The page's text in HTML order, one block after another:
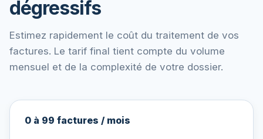
dégressifs
Estimez rapidement le coût du traitement de vos
factures. Le tarif final tient compte du volume
mensuel et de la complexité de votre dossier.
0 à 99 factures / mois